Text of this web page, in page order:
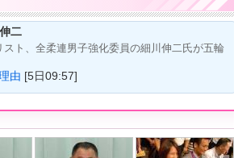
二
スト、全柔連男子強化委員の細川伸二氏が五輪
由 [5日09:57]